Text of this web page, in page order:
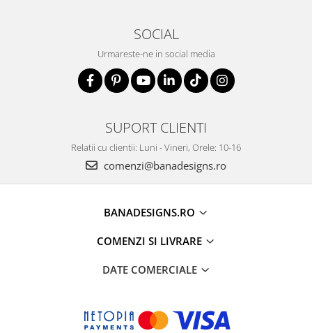
SOCIAL
Urmareste-ne in social media
SUPORT CLIENTI
Relatii cu clientii: Luni - Vineri, Orele: 10-16
comenzi@banadesigns.ro
BANADESIGNS.RO
COMENZI SI LIVRARE
DATE COMERCIALE